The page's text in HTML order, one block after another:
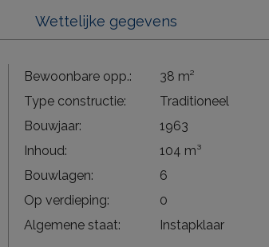
Wettelijke gegevens
Bewoonbare opp.:
38 m²
Type constructie:
Traditioneel
Bouwjaar:
1963
Inhoud:
104 m³
Bouwlagen:
6
Op verdieping:
0
Algemene staat:
Instapklaar